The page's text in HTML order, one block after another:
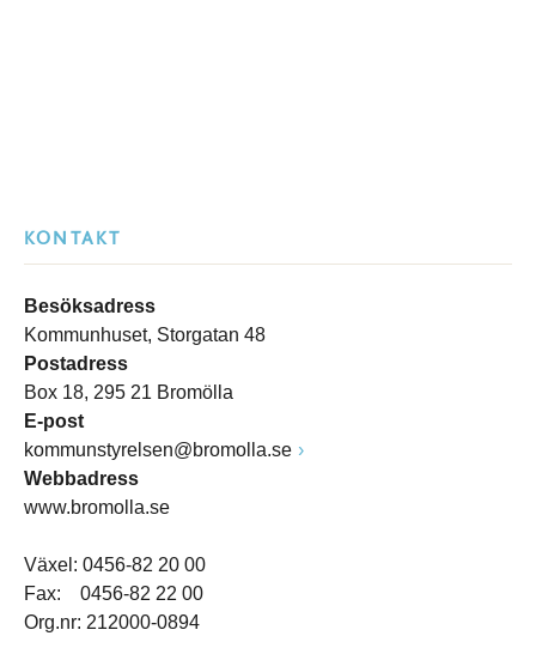
KONTAKT
Besöksadress
Kommunhuset, Storgatan 48
Postadress
Box 18, 295 21 Bromölla
E-post
kommunstyrelsen@bromolla.se
Webbadress
www.bromolla.se
Växel: 0456-82 20 00
Fax: 0456-82 22 00
Org.nr: 212000-0894